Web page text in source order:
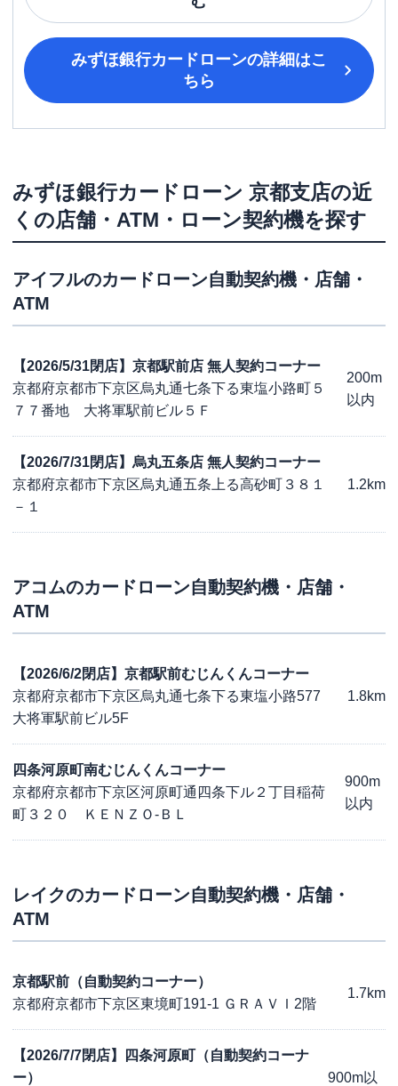
みずほ銀行カードローンの詳細はこ
ちら
みずほ銀行カードローン 京都支店の近
くの店舗・ATM・ローン契約機を探す
アイフルのカードローン自動契約機・店舗・
ATM
【2026/5/31閉店】京都駅前店 無人契約コーナー
京都府京都市下京区烏丸通七条下る東塩小路町５
７７番地 大将軍駅前ビル５Ｆ
200m
以内
【2026/7/31閉店】烏丸五条店 無人契約コーナー
京都府京都市下京区烏丸通五条上る高砂町３８１
－１
1.2km
アコムのカードローン自動契約機・店舗・
ATM
【2026/6/2閉店】京都駅前むじんくんコーナー
京都府京都市下京区烏丸通七条下る東塩小路577
大将軍駅前ビル5F
1.8km
四条河原町南むじんくんコーナー
京都府京都市下京区河原町通四条下ル２丁目稲荷
町３２０ ＫＥＮＺＯ-ＢＬ
900m
以内
レイクのカードローン自動契約機・店舗・
ATM
京都駅前（自動契約コーナー）
京都府京都市下京区東境町191-1 ＧＲＡＶＩ2階
1.7km
【2026/7/7閉店】四条河原町（自動契約コーナ
ー）
900m以